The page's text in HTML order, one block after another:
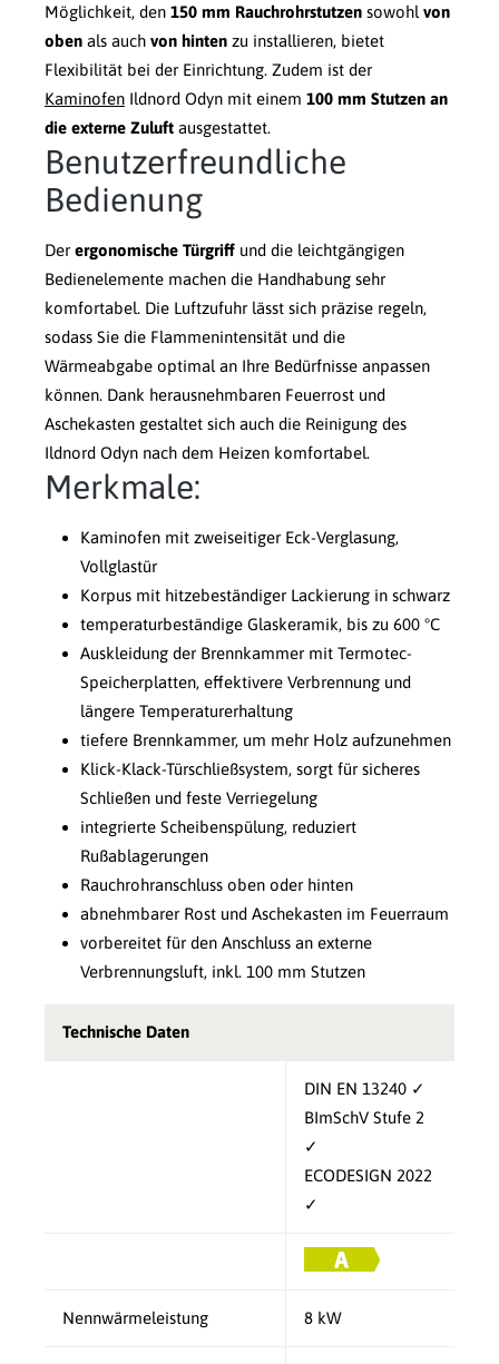
Möglichkeit, den 150 mm Rauchrohrstutzen sowohl von
oben als auch von hinten zu installieren, bietet
Flexibilität bei der Einrichtung. Zudem ist der
Kaminofen Ildnord Odyn mit einem 100 mm Stutzen an
die externe Zuluft ausgestattet.
Benutzerfreundliche
Bedienung
Der ergonomische Türgriff und die leichtgängigen
Bedienelemente machen die Handhabung sehr
komfortabel. Die Luftzufuhr lässt sich präzise regeln,
sodass Sie die Flammenintensität und die
Wärmeabgabe optimal an Ihre Bedürfnisse anpassen
können. Dank herausnehmbaren Feuerrost und
Aschekasten gestaltet sich auch die Reinigung des
Ildnord Odyn nach dem Heizen komfortabel.
Merkmale:
Kaminofen mit zweiseitiger Eck-Verglasung,
Vollglastür
Korpus mit hitzebeständiger Lackierung in schwarz
temperaturbeständige Glaskeramik, bis zu 600 °C
Auskleidung der Brennkammer mit Termotec-
Speicherplatten, effektivere Verbrennung und
längere Temperaturerhaltung
tiefere Brennkammer, um mehr Holz aufzunehmen
Klick-Klack-Türschließsystem, sorgt für sicheres
Schließen und feste Verriegelung
integrierte Scheibenspülung, reduziert
Rußablagerungen
Rauchrohranschluss oben oder hinten
abnehmbarer Rost und Aschekasten im Feuerraum
vorbereitet für den Anschluss an externe
Verbrennungsluft, inkl. 100 mm Stutzen
Technische Daten
DIN EN 13240 ✓
BImSchV Stufe 2
✓
ECODESIGN 2022
✓
Nennwärmeleistung 8 kW